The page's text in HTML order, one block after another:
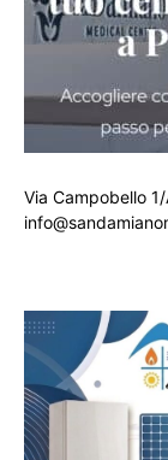
Via Campobello